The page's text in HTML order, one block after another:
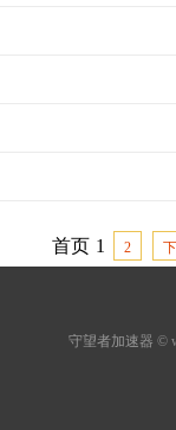
首页 1 2
守望者加速器 ©